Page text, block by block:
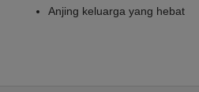
Anjing keluarga yang hebat